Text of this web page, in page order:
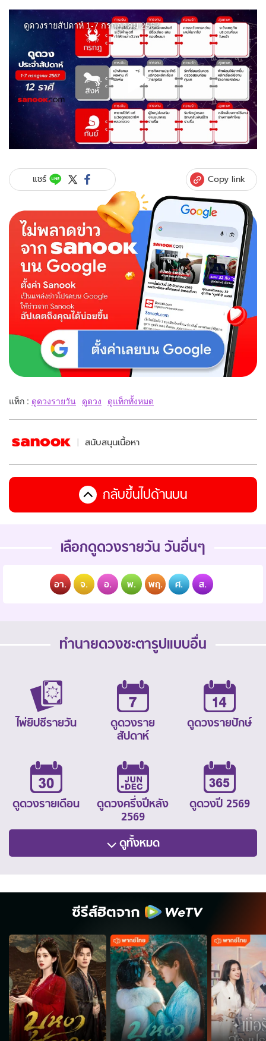
แชร์ Copy link
แท็ก : ดูดวงรายวัน ดูดวง ดูแท็กทั้งหมด
สนับสนุนเนื้อหา
กลับขึ้นไปด้านบน
เลือกดูดวงรายวัน วันอื่นๆ
อา. จ. อ. พ. พฤ. ศ. ส.
ทำนายดวงชะตารูปแบบอื่น
ไพ่ยิปซีรายวัน
ดูดวงราย
สัปดาห์
ดูดวงรายปักษ์
ดูดวงรายเดือน
ดูดวงครึ่งปีหลัง
2569
ดูดวงปี 2569
ดูทั้งหมด
ซีรีส์ฮิตจาก